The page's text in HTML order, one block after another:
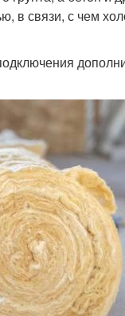
в связи, с чем